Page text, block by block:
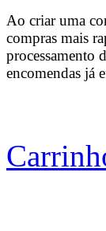
Ao criar uma
compras mais
processamento
encomendas já